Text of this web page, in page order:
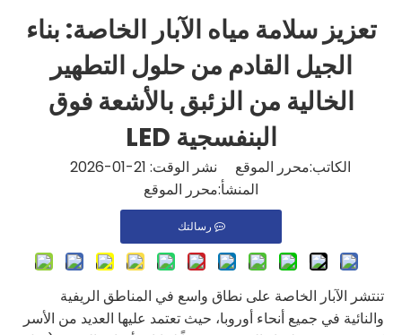
تعزيز سلامة مياه الآبار الخاصة: بناء
الجيل القادم من حلول التطهير
الخالية من الزئبق بالأشعة فوق
البنفسجية LED
المنشأ:محرر الموقع
رسالتك
تنتشر الآبار الخاصة على نطاق واسع في المناطق الريفية
والنائية في جميع أنحاء أوروبا، حيث تعتمد عليها العديد من الأسر